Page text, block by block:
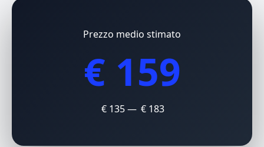
Prezzo medio stimato
€ 159
€ 135 — € 183